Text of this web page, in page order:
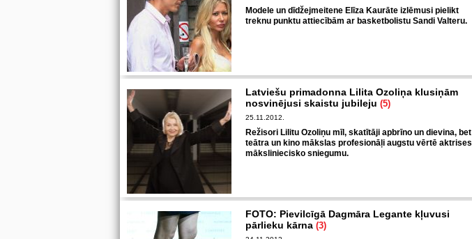
Modele un dīdžejmeitene Elīza Kaurāte izlēmusi pielikt
treknu punktu attiecībām ar basketbolistu Sandi Valteru.
Latviešu primadonna Lilita Ozoliņa klusiņām
nosvinējusi skaistu jubileju (5)
25.11.2012.
Režisori Lilitu Ozoliņu mīl, skatītāji apbrīno un dievina, bet
teātra un kino mākslas profesionāļi augstu vērtē aktrises
māksliniecisko sniegumu.
FOTO: Pievilcīgā Dagmāra Legante kļuvusi
pārlieku kārna (3)